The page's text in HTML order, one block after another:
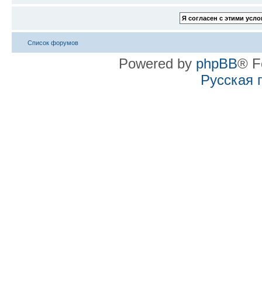
Список форумов
Powered by phpBB®
Русская